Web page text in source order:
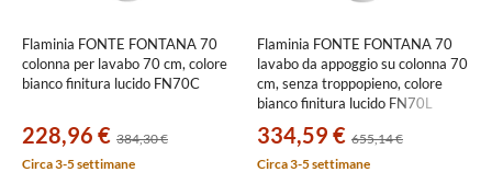
Flaminia FONTE FONTANA 70
colonna per lavabo 70 cm, colore
bianco finitura lucido FN70C
228,96 € 384,30 €
Circa 3-5 settimane
Flaminia FONTE FONTANA 70
lavabo da appoggio su colonna 70
cm, senza troppopieno, colore
bianco finitura lucido FN70L
334,59 € 655,14 €
Circa 3-5 settimane